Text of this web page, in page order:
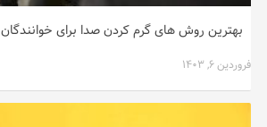
بهترین روش های گرم کردن صدا برای خوانندگان
فروردین ۶, ۱۴۰۳